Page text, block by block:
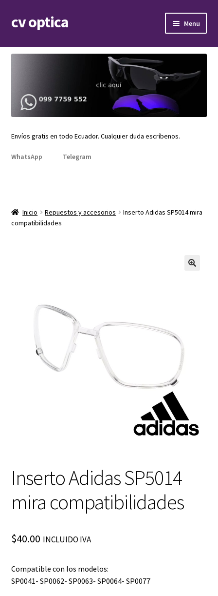
Skip
to
Skip
to
cv optica Menu
Armazones de lentes
child
menu
Expand
Repuestos
menu
Envíos gratis en todo Ecuador. Cualquier duda escríbenos.
WhatsApp Telegram
Inicio Repuestos y accesorios
Inserto Adidas SP5014 mira
compatibilidades
Inserto Adidas SP5014
mira compatibilidades
$40.00 INCLUIDO IVA
Compatible con los modelos:
SP0041- SP0062- SP0063- SP0064- SP0077